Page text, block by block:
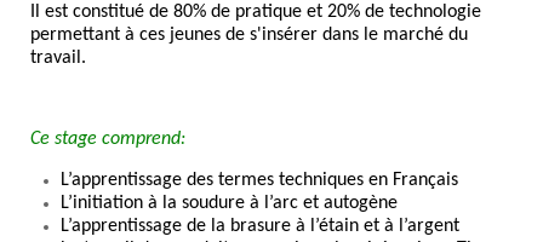
Il est constitué de 80% de pratique et 20% de technologie
permettant à ces jeunes de s'insérer dans le marché du
travail.
Ce stage comprend:
L’apprentissage des termes techniques en Français
L’initiation à la soudure à l’arc et autogène
L’apprentissage de la brasure à l’étain et à l’argent